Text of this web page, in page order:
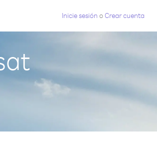
Inicie sesión oCrear cuenta